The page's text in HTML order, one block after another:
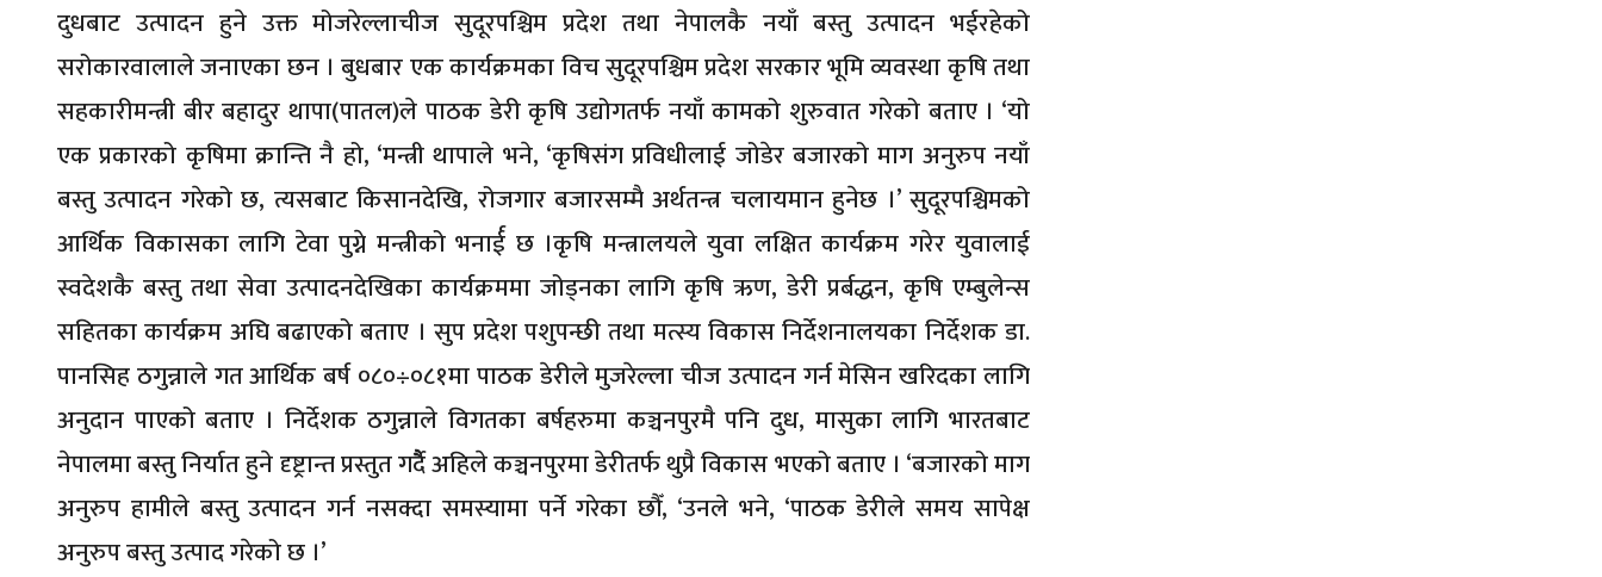
दुधबाट उत्पादन हुने उक्त मोजरेल्लाचीज सुदूरपश्चिम प्रदेश तथा नेपालकै नयाँ बस्तु उत्पादन भईरहेको
सरोकारवालाले जनाएका छन । बुधबार एक कार्यक्रमका विच सुदूरपश्चिम प्रदेश सरकार भूमि व्यवस्था कृषि तथा
सहकारीमन्त्री बीर बहादुर थापा(पातल)ले पाठक डेरी कृषि उद्योगतर्फ नयाँ कामको शुरुवात गरेको बताए । ‘यो
एक प्रकारको कृषिमा क्रान्ति नै हो, ‘मन्त्री थापाले भने, ‘कृषिसंग प्रविधीलाई जोडेर बजारको माग अनुरुप नयाँ
बस्तु उत्पादन गरेको छ, त्यसबाट किसानदेखि, रोजगार बजारसम्मै अर्थतन्त्र चलायमान हुनेछ ।’ सुदूरपश्चिमको
आर्थिक विकासका लागि टेवा पुग्ने मन्त्रीको भनार्ई छ ।कृषि मन्त्रालयले युवा लक्षित कार्यक्रम गरेर युवालाई
स्वदेशकै बस्तु तथा सेवा उत्पादनदेखिका कार्यक्रममा जोड्नका लागि कृषि ऋण, डेरी प्रर्बद्धन, कृषि एम्बुलेन्स
सहितका कार्यक्रम अघि बढाएको बताए । सुप प्रदेश पशुपन्छी तथा मत्स्य विकास निर्देशनालयका निर्देशक डा.
पानसिह ठगुन्नाले गत आर्थिक बर्ष ०८०÷०८१मा पाठक डेरीले मुजरेल्ला चीज उत्पादन गर्न मेसिन खरिदका लागि
अनुदान पाएको बताए । निर्देशक ठगुन्नाले विगतका बर्षहरुमा कञ्चनपुरमै पनि दुध, मासुका लागि भारतबाट
नेपालमा बस्तु निर्यात हुने दृष्ट्रान्त प्रस्तुत गर्दैै अहिले कञ्चनपुरमा डेरीतर्फ थुप्रै विकास भएको बताए । ‘बजारको माग
अनुरुप हामीले बस्तु उत्पादन गर्न नसक्दा समस्यामा पर्ने गरेका छौँ, ‘उनले भने, ‘पाठक डेरीले समय सापेक्ष
अनुरुप बस्तु उत्पाद गरेको छ ।’